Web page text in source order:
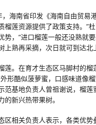
，海南省印发《海南自由贸易
榴莲资源提供了政策支持。”
势，“进口榴莲一般还没熟就
上熟再采摘，次日就可到达北
莲。在育才生态区马脚村的榴
形酷似菠萝蜜，口感味道像
范基地负责人曾祖谢说，榴
的新兴热带果树。
区相关负责人表示，各类优